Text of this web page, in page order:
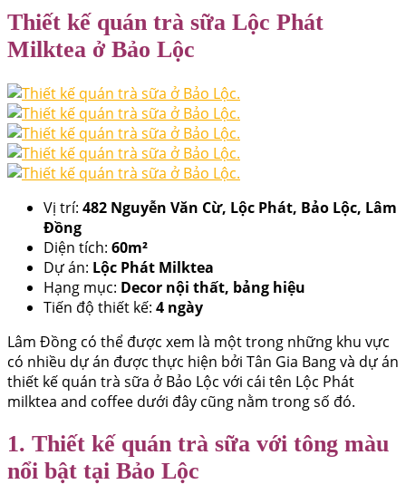
Thiết kế quán trà sữa Lộc Phát
Milktea ở Bảo Lộc
Vị trí: 482 Nguyễn Văn Cừ, Lộc Phát, Bảo Lộc, Lâm
Đồng
Diện tích: 60m²
Dự án: Lộc Phát Milktea
Hạng mục: Decor nội thất, bảng hiệu
Tiến độ thiết kế: 4 ngày
Lâm Đồng có thể được xem là một trong những khu vực
có nhiều dự án được thực hiện bởi Tân Gia Bang và dự án
thiết kế quán trà sữa ở Bảo Lộc với cái tên Lộc Phát
milktea and coffee dưới đây cũng nằm trong số đó.
1. Thiết kế quán trà sữa với tông màu
nổi bật tại Bảo Lộc